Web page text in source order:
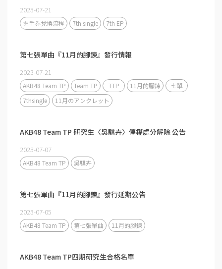
2023-07-21
握手券兌換流程 7th single 7th EP
第七張單曲『11月的腳鍊』發行情報
2023-07-21
AKB48 Team TP Team TP TTP 11月的腳鍊
七單
7thsingle
11月のアンクレット
AKB48 Team TP 研究生〈吳騏卉〉停權處分解除 公告
2023-07-07
AKB48 Team TP 吳騏卉
第七張單曲『11月的腳鍊』發行延期公告
2023-07-05
AKB48 Team TP 第七張單曲 11月的腳鍊
AKB48 Team TP四期研究生合格名單